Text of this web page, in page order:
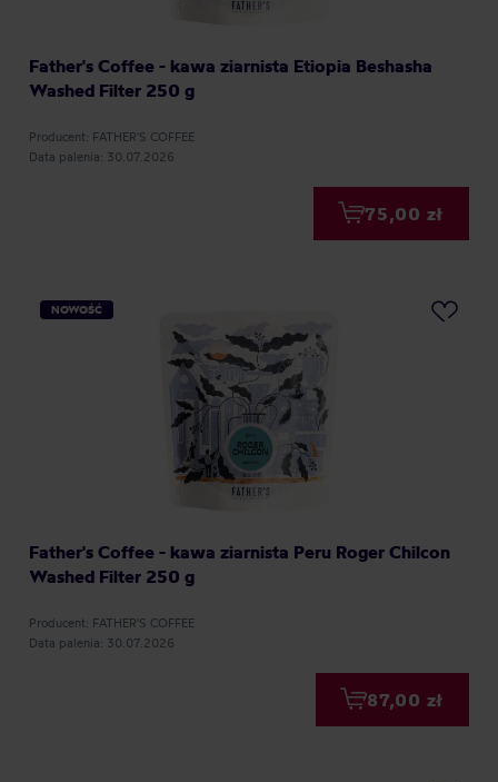
Father's Coffee - kawa ziarnista Etiopia Beshasha
Washed Filter 250 g
Producent: FATHER'S COFFEE
Data palenia: 30.07.2026
75,00 zł
NOWOŚĆ
Father's Coffee - kawa ziarnista Peru Roger Chilcon
Washed Filter 250 g
Producent: FATHER'S COFFEE
Data palenia: 30.07.2026
87,00 zł